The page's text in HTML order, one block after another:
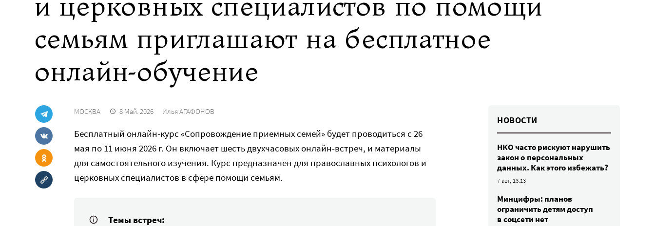
семьям приглашают на бесплатное
онлайн-обучение
МОСКВА 8 Май. 2026 Илья АГАФОНОВ
Бесплатный онлайн-курс «Сопровождение приемных семей» будет проводиться с 26
мая по 11 июня 2026 г. Он включает шесть двухчасовых онлайн-встреч, и материалы
для самостоятельного изучения. Курс предназначен для православных психологов и
церковных специалистов в сфере помощи семьям.
Темы встреч:
НОВОСТИ
НКО часто рискуют нарушить
закон о персональных
данных. Как этого избежать?
7 авг, 13:13
Минцифры: планов
ограничить детям доступ
в соцсети нет